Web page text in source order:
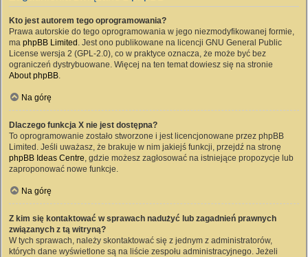
Kto jest autorem tego oprogramowania?
Prawa autorskie do tego oprogramowania w jego niezmodyfikowanej formie,
ma phpBB Limited . Jest ono publikowane na licencji GNU General Public
License wersja 2 (GPL-2.0), co w praktyce oznacza, że może być bez
ograniczeń dystrybuowane. Więcej na ten temat dowiesz się na stronie
About phpBB.
Na górę
Dlaczego funkcja X nie jest dostępna?
To oprogramowanie zostało stworzone i jest licencjonowane przez phpBB
Limited. Jeśli uważasz, że brakuje w nim jakiejś funkcji, przejdź na stronę
phpBB Ideas Centre, gdzie możesz zagłosować na istniejące propozycje lub
zaproponować nowe funkcje.
Na górę
Z kim się kontaktować w sprawach nadużyć lub zagadnień prawnych
związanych z tą witryną?
W tych sprawach, należy skontaktować się z jednym z administratorów,
których dane wyświetlone są na liście zespołu administracyjnego. Jeżeli